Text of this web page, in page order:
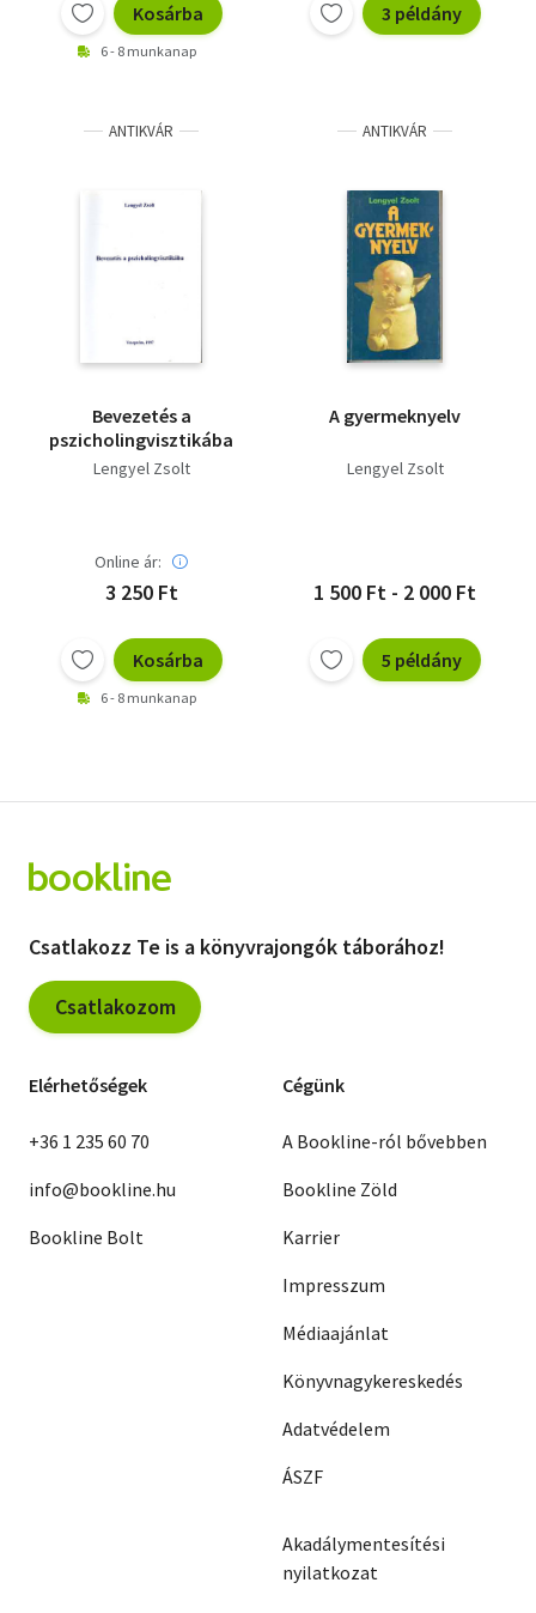
Kosárba
6 - 8 munkanap
3 példány
ANTIKVÁR
Bevezetés a
pszicholingvisztikába
Lengyel Zsolt
Online ár:
3 250 Ft
Kosárba
6 - 8 munkanap
ANTIKVÁR
A gyermeknyelv
Lengyel Zsolt
1 500 Ft - 2 000 Ft
5 példány
Csatlakozz Te is a könyvrajongók táborához!
Csatlakozom
Elérhetőségek
+36 1 235 60 70
info@bookline.hu
Bookline Bolt
Cégünk
A Bookline-ról bővebben
Bookline Zöld
Karrier
Impresszum
Médiaajánlat
Könyvnagykereskedés
Adatvédelem
ÁSZF
Akadálymentesítési
nyilatkozat